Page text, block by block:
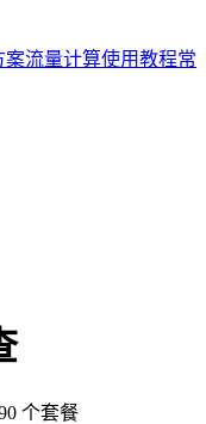
案流量计算使用教程常
个套餐